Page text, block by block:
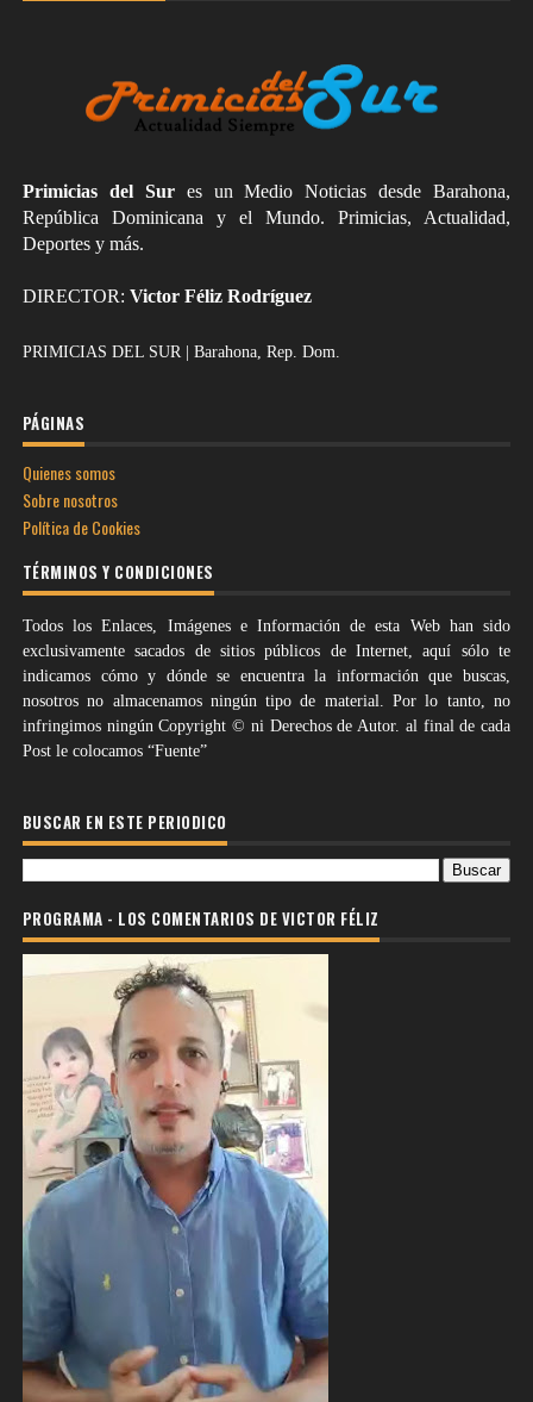
Primicias del Sures un Medio Noticias desde Barahona,
República Dominicana y el Mundo. Primicias, Actualidad,
Deportes y más.
DIRECTOR: Victor Féliz Rodríguez
PRIMICIAS DEL SUR | Barahona, Rep. Dom.
PÁGINAS
Quienes somos
Sobre nosotros
Política de Cookies
TÉRMINOS Y CONDICIONES
Todos los Enlaces, Imágenes e Información de esta Web han sido
exclusivamente sacados de sitios públicos de Internet, aquí sólo te
indicamos cómo y dónde se encuentra la información que buscas,
nosotros no almacenamos ningún tipo de material. Por lo tanto, no
infringimos ningún Copyright © ni Derechos de Autor. al final de cada
Post le colocamos “Fuente”
BUSCAR EN ESTE PERIODICO
PROGRAMA - LOS COMENTARIOS DE VICTOR FÉLIZ